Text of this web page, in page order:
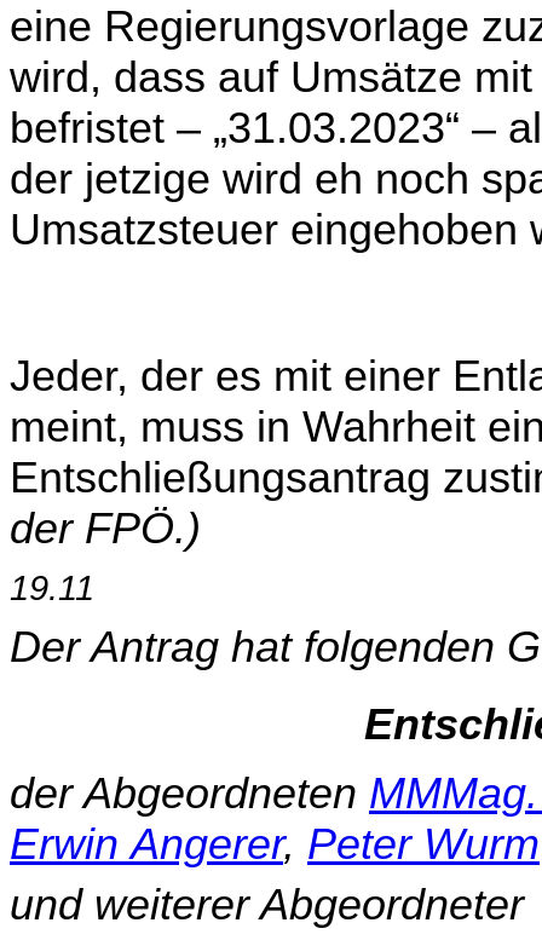
eine Regierungsvorlage
wird, dass auf Umsätze
befristet – „31.03.2023“ –
der jetzige wird eh noch
Umsatzsteuer eingehoben
Jeder, der es mit einer
meint, muss in Wahrheit
Entschließungsantrag
der FPÖ.)
19.11
Der Antrag hat folgenden
der Abgeordneten
Erwin Angerer, Peter Wurm
und weiterer Abgeordneter